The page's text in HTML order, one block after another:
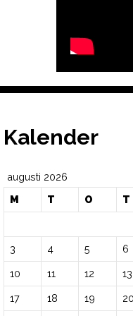
Kalender
augusti 2026
M
T O T
3 4 5 6
10 11 12 13
17 18 19 20